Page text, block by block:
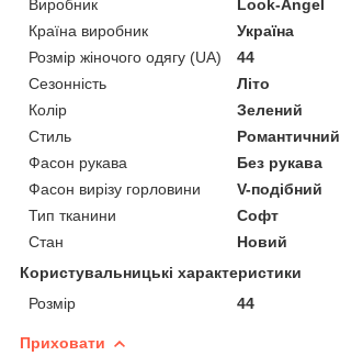
Виробник
Look-Angel
Країна виробник
Україна
Розмір жіночого одягу (UA)
44
Сезонність
Літо
Колір
Зелений
Стиль
Романтичний
Фасон рукава
Без рукава
Фасон вирізу горловини
V-подібний
Тип тканини
Софт
Стан
Новий
Користувальницькі характеристики
Розмір
44
Приховати